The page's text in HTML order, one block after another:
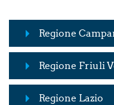
Regione
Regione Friuli
Regione Lazio